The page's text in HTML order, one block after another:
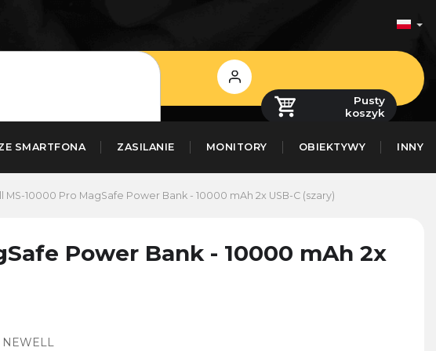
Zaloguj
się
Pusty
koszyk
SMARTFONA ZASILANIE MONITORY OBIEKTYWY INNY
MS-10000 Pro MagSafe Power Bank - 10000 mAh 2x USB-C (szary)
Power Bank - 10000 mAh 2x
NEWELL